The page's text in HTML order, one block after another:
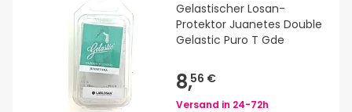
Gelastischer Losan-
Protektor Juanetes Double
Gelastic Puro T Gde
8,56 €
Versand in 24-72h